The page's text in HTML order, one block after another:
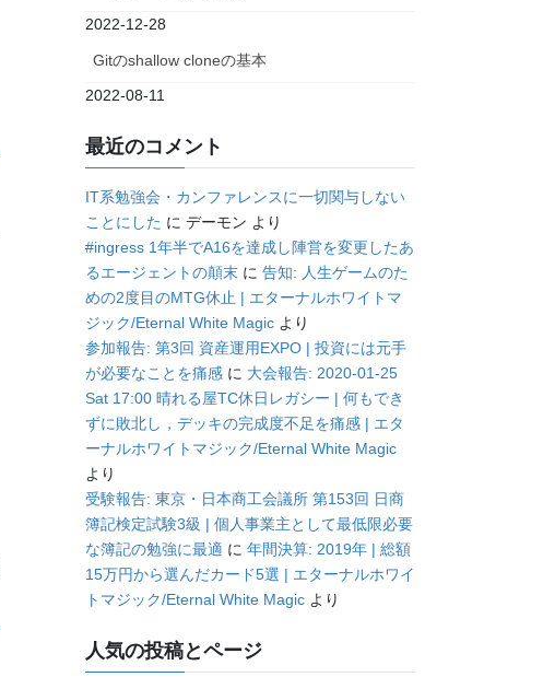
2022-12-28
Gitのshallow cloneの基本
2022-08-11
最近のコメント
IT系勉強会・カンファレンスに一切関与しない
ことにした にデーモン より
#ingress 1年半でA16を達成し陣営を変更したあ
るエージェントの顛末 に告知: 人生ゲームのた
めの2度目のMTG休止 | エターナルホワイトマ
ジック/Eternal White Magic より
参加報告: 第3回 資産運用EXPO | 投資には元手
が必要なことを痛感 に 大会報告: 2020-01-25
Sat 17:00 晴れる屋TC休日レガシー | 何もでき
ずに敗北し，デッキの完成度不足を痛感 | エタ
ーナルホワイトマジック/Eternal White Magic
より
受験報告: 東京・日本商工会議所 第153回 日商
簿記検定試験3級 | 個人事業主として最低限必要
な簿記の勉強に最適 に年間決算: 2019年 | 総額
15万円から選んだカード5選 | エターナルホワイ
トマジック/Eternal White Magic より
人気の投稿とページ